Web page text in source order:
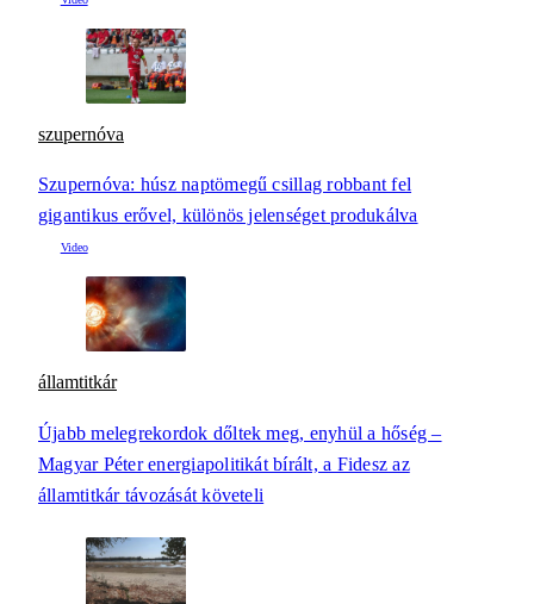
szupernóva
Szupernóva: húsz naptömegű csillag robbant fel
gigantikus erővel, különös jelenséget produkálva
államtitkár
Újabb melegrekordok dőltek meg, enyhül a hőség –
Magyar Péter energiapolitikát bírált, a Fidesz az
államtitkár távozását követeli